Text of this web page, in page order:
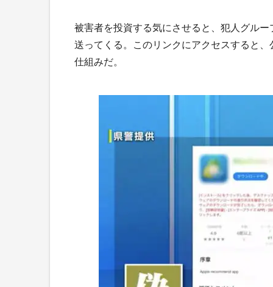
被害者を投資する気にさせると、犯人グル
送ってくる。このリンクにアクセスすると
仕組みだ。